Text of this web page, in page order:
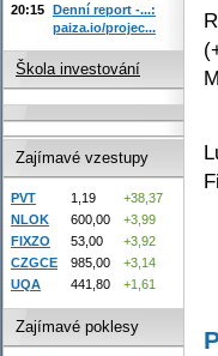
20:15 Denní report -...:
paiza.io/projec...
Škola investování
Zajímavé vzestupy
PVT 1,19
+38,37
NLOK
600,00
+3,99
FIXZO
53,00
+3,92
CZGCE
985,00
+3,14
UQA
441,80 +1,61
Zajímavé poklesy